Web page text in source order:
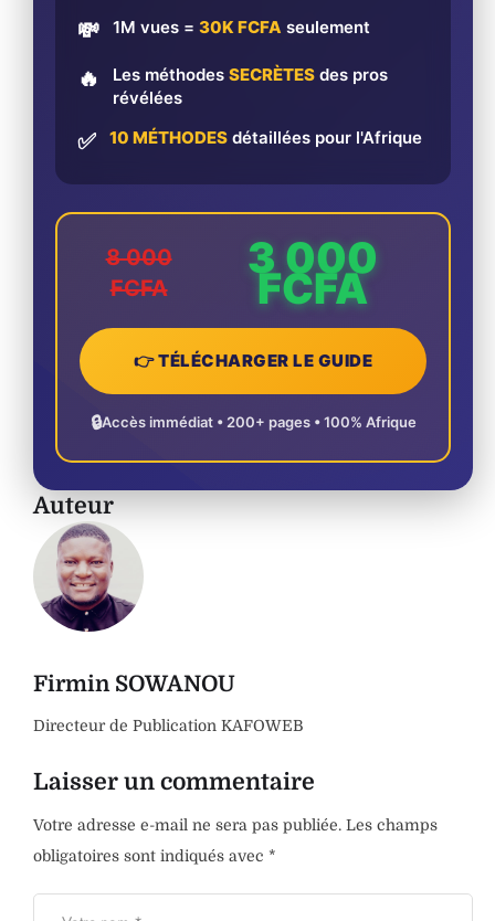
💸 1M vues = 30K FCFA seulement
🔥 Les méthodes SECRÈTES des pros
révélées
✅ 10 MÉTHODES détaillées pour l'Afrique
8 000
FCFA
3 000
FCFA
👉 TÉLÉCHARGER LE GUIDE
🔒Accès immédiat • 200+ pages • 100% Afrique
Auteur
Firmin SOWANOU
Directeur de Publication KAFOWEB
Laisser un commentaire
Votre adresse e-mail ne sera pas publiée. Les champs
obligatoires sont indiqués avec *